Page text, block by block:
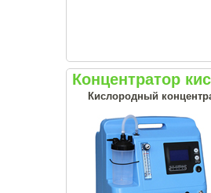
Концентратор
Кислородный